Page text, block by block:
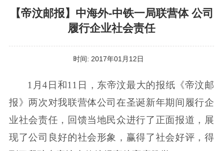
【帝汶邮报】中海外-中铁一局联营体 公司
履行企业社会责任
时间: 2017年01月12日
1月4日和11日，东帝汶最大的报纸《帝汶邮
报》两次对我联营体公司在圣诞新年期间履行企
业社会责任，回馈当地民众进行了正面报道，展
现了公司良好的社会形象，赢得了社会好评，得